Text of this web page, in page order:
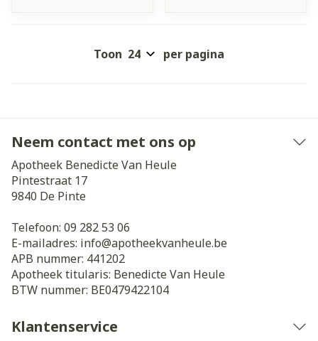
Toon per pagina
Neem contact met ons op
Apotheek Benedicte Van Heule
Pintestraat 17
9840 De Pinte
Telefoon: 09 282 53 06
E-mailadres: info@apotheekvanheule.be
APB nummer: 441202
Apotheek titularis: Benedicte Van Heule
BTW nummer: BE0479422104
Klantenservice